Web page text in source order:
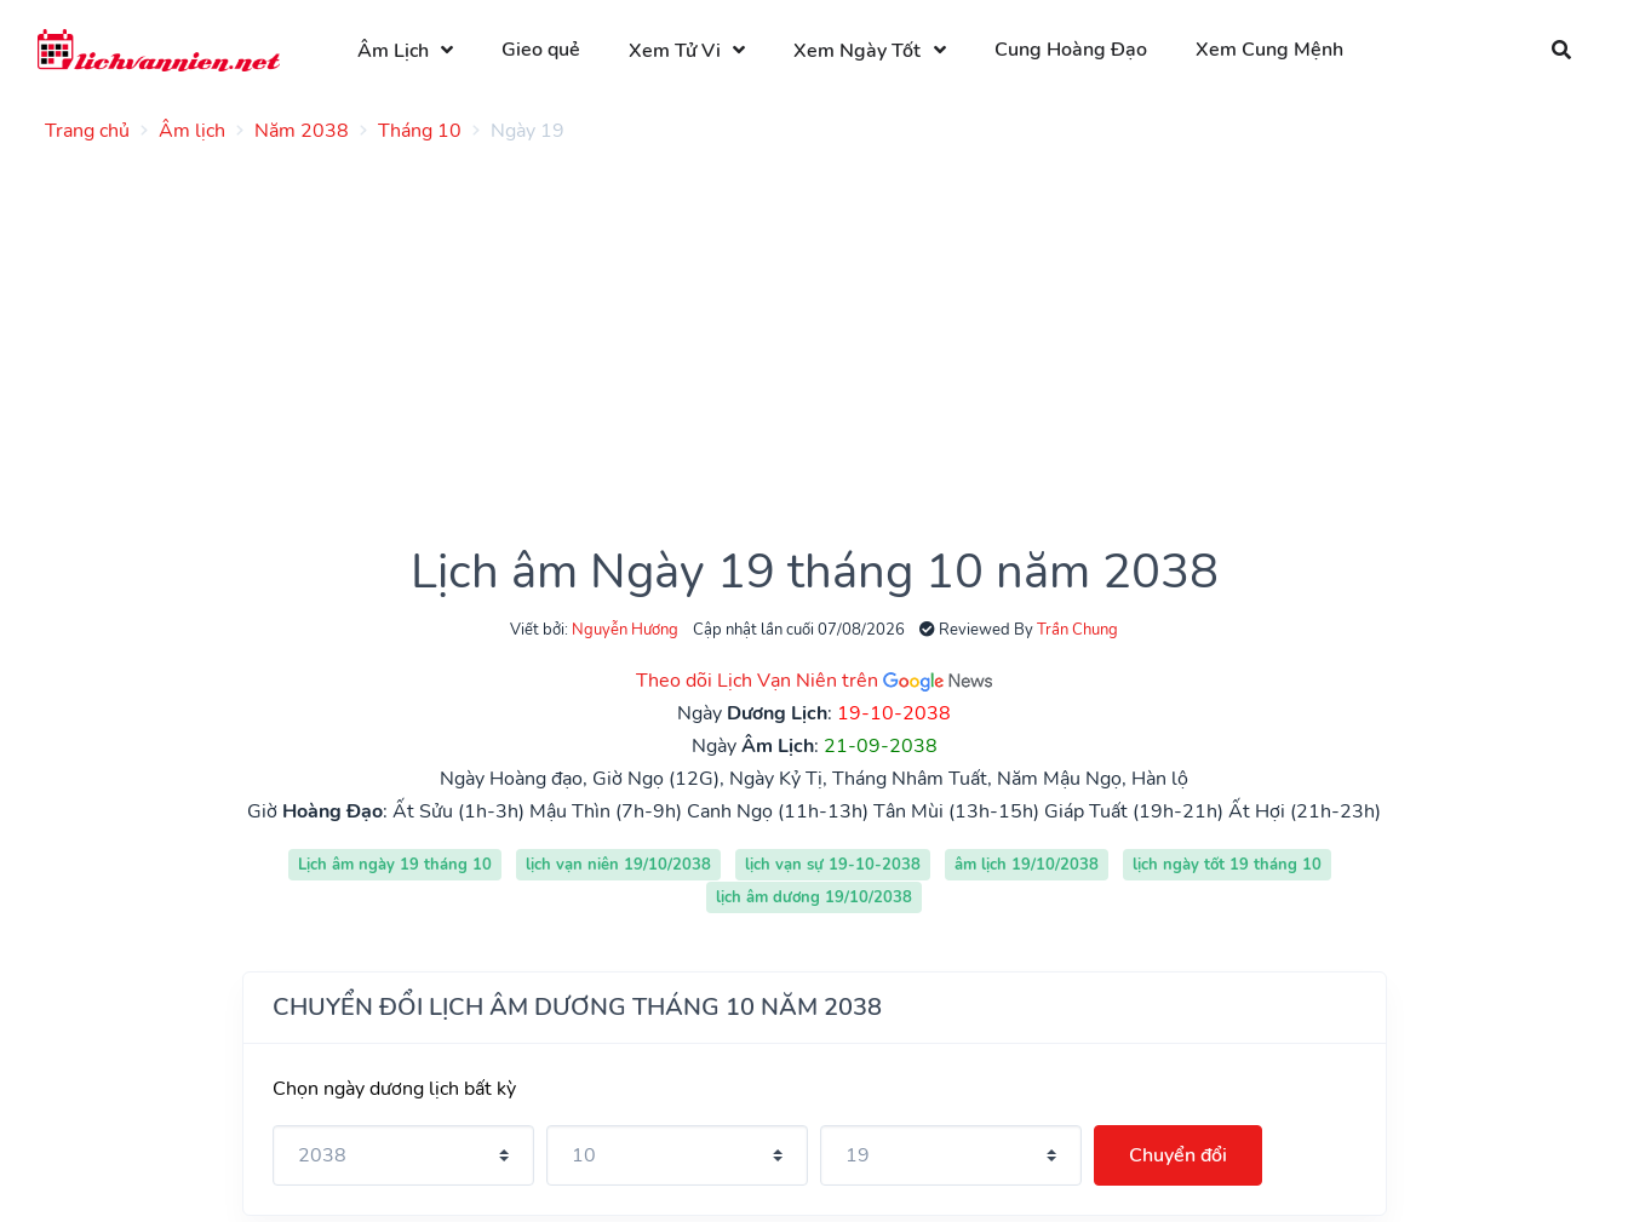
Âm Lịch Gieo quẻ Xem Tử Vi Xem Ngày Tốt Cung Hoàng Đạo Xem Cung Mệnh
Trang chủ Âm lịch Năm 2038 Tháng 10 Ngày 19
Lịch âm Ngày 19 tháng 10 năm 2038
Viết bởi: Nguyễn Hương Cập nhật lần cuối 07/08/2026 Reviewed ByTrần Chung
Theo dõi Lịch Vạn Niên trên
Ngày Dương Lịch: 19-10-2038
NgàyÂm Lịch: 21-09-2038
Ngày Hoàng đạo, Giờ Ngọ (12G), Ngày Kỷ Tị, Tháng Nhâm Tuất, Năm Mậu Ngọ, Hàn lộ
Giờ Hoàng Đạo: Ất Sửu (1h-3h) Mậu Thìn (7h-9h) Canh Ngọ (11h-13h) Tân Mùi (13h-15h) Giáp Tuất (19h-21h) Ất Hợi (21h-23h)
Lịch âm ngày 19 tháng 10 lịch vạn niên 19/10/2038 lịch vạn sự 19-10-2038 âm lịch 19/10/2038
lịch ngày tốt 19 tháng 10
lịch âm dương 19/10/2038
CHUYỂN ĐỔI LỊCH ÂM DƯƠNG THÁNG 10 NĂM 2038
Chọn ngày dương lịch bất kỳ
Chuyển đổi